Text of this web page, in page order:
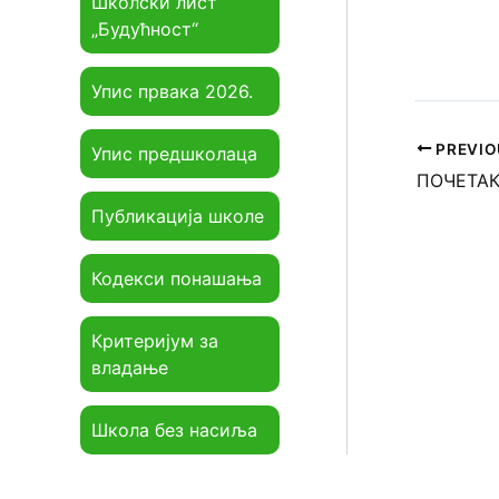
„Будућност“
Упис првака 2026.
Упис предшколаца
Публикација школе
Кодекси понашања
Критеријум за
владање
Школа без насиља